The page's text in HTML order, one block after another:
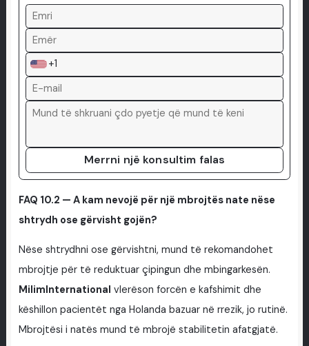
+1
Merrni një konsultim falas
FAQ 10.2 — A kam nevojë për një mbrojtës nate nëse
shtrydh ose gërvisht gojën?
Nëse shtrydhni ose gërvishtni, mund të rekomandohet
mbrojtje për të reduktuar çipingun dhe mbingarkesën.
MilimInternational vlerëson forcën e kafshimit dhe
këshillon pacientët nga Holanda bazuar në rrezik, jo rutinë.
Mbrojtësi i natës mund të mbrojë stabilitetin afatgjatë.